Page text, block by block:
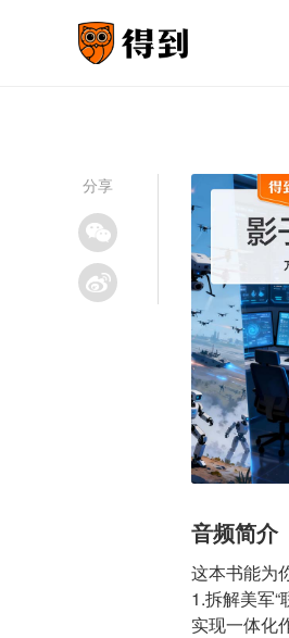
分享
音频简介
这本书能为
1.拆解美军
实现一体化